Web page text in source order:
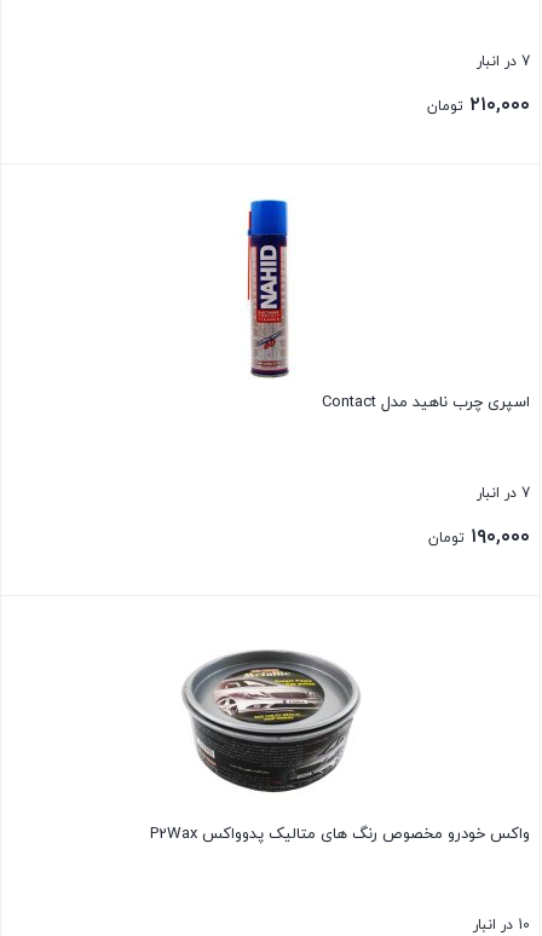
7 در انبار
۲۱۰,۰۰۰ تومان
اسپری چرب ناهید مدل Contact
7 در انبار
۱۹۰,۰۰۰ تومان
واکس خودرو مخصوص رنگ های متالیک پدوواکس P2Wax
10 در انبار